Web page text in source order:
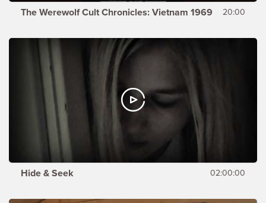
The Werewolf Cult Chronicles: Vietnam 1969 20:00
Hide & Seek 02:00:00